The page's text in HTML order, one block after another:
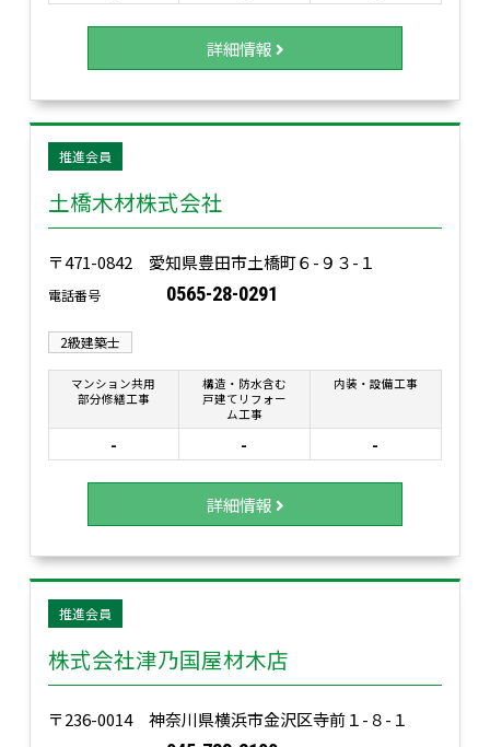
詳細情報
土橋木材株式会社
推進会員
〒471-0842 愛知県豊田市土橋町６-９３-１
電話番号 0565-28-0291
2級建築士
マンション共用
部分修繕工事
構造・防水含む
戸建てリフォー
ム工事
内装・設備工事
- - -
詳細情報
株式会社津乃国屋材木店
推進会員
〒236-0014 神奈川県横浜市金沢区寺前１-８-１